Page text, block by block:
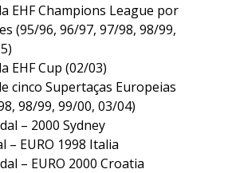
EHF Champions League por
(95/96, 96/97, 97/98, 98/99,
EHF Cup (02/03)
cinco Supertaças Europeias
98/99, 99/00, 03/04)
– 2000 Sydney
– EURO 1998 Italia
– EURO 2000 Croatia